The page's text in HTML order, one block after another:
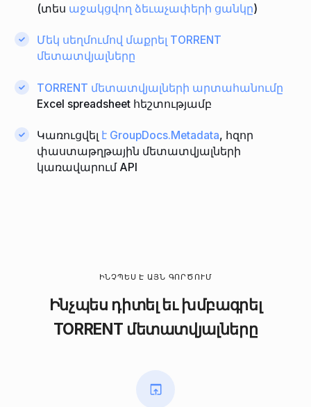
(տես աջակցվող ձեւաչափերի ցանկը)
Մեկ սեղմումով մաքրել TORRENT
մետատվյալները
TORRENT մետատվյալների արտահանումը
Excel spreadsheet հեշտությամբ
Կառուցվել է GroupDocs.Metadata, հզոր
փաստաթղթային մետատվյալների
կառավարում API
ԻՆՉՊԵՍ Է ԱՅՆ ԳՈՐԾՈՒՄ
Ինչպես դիտել եւ խմբագրել
TORRENT մետատվյալները